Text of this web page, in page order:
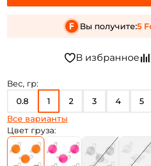
Вес, гр:
0.8
1 2 3 4 5
8
Все варианты
Цвет груза:
Вы получите:5